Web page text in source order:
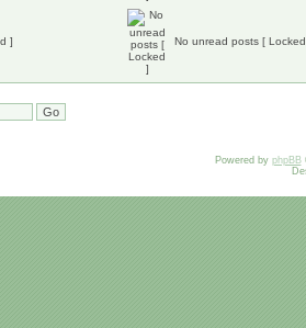
] No unread posts [
Powered by phpBB